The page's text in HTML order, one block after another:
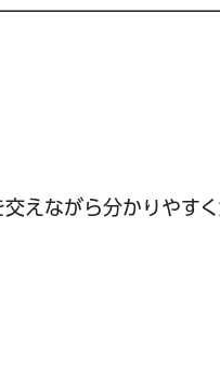
えながら分かりやす